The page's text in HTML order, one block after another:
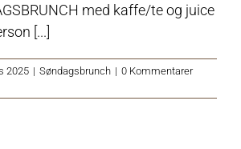
med kaffe/te og juice
[...]
2025 | Søndagsbrunch | 0 Kommentarer